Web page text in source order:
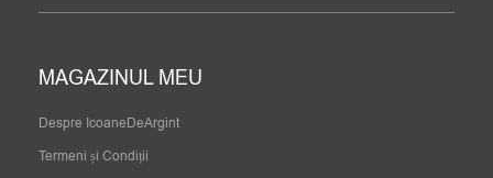
MAGAZINUL MEU
Despre IcoaneDeArgint
Termeni și Condiții